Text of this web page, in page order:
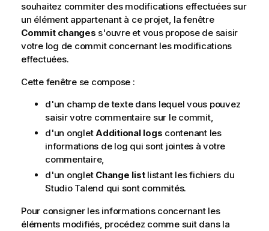
souhaitez commiter des modifications effectuées sur
un élément appartenant à ce projet, la fenêtre
Commit changes s'ouvre et vous propose de saisir
votre log de commit concernant les modifications
effectuées.
Cette fenêtre se compose :
d'un champ de texte dans lequel vous pouvez
saisir votre commentaire sur le commit,
d'un ongletAdditional logs contenant les
informations de log qui sont jointes à votre
commentaire,
d'un onglet Change listlistant les fichiers du
Studio Talend qui sont commités.
Pour consigner les informations concernant les
éléments modifiés, procédez comme suit dans la